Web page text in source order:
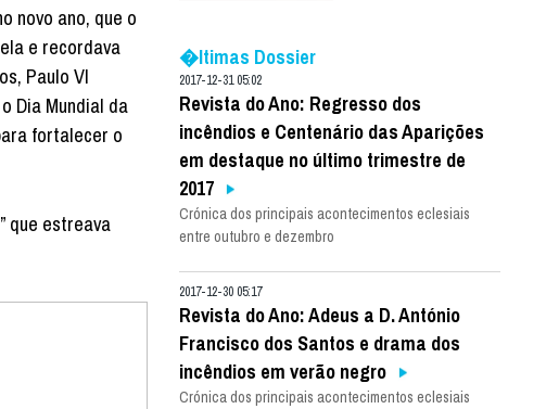
novo ano, que o
e recordava
Paulo VI
Dia Mundial da
fortalecer o
que estreava
�ltimas Dossier
2017-12-31 05:02
Revista do Ano: Regresso dos
incêndios e Centenário das Aparições
em destaque no último trimestre de
2017
Crónica dos principais acontecimentos eclesiais
entre outubro e dezembro
2017-12-30 05:17
Revista do Ano: Adeus a D. António
Francisco dos Santos e drama dos
incêndios em verão negro
Crónica dos principais acontecimentos eclesiais